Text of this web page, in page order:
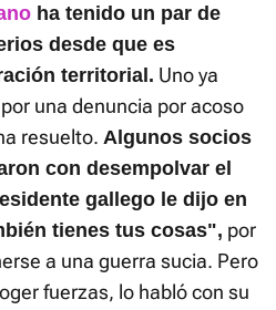
ha tenido un par de
desde que es
territorial. Uno ya
una denuncia por acoso
resuelto. Algunos socios
con desempolvar el
gallego le dijo en
tienes tus cosas", por
a una guerra sucia. Pero
fuerzas, lo habló con su